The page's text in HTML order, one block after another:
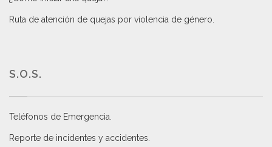
Ruta de atención de quejas por violencia de género
S.O.S.
Teléfonos de Emergencia.
Reporte de incidentes y accidentes